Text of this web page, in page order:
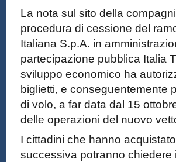
La nota sul sito della
procedura di cessione del
Italiana S.p.A. in
partecipazione pubblica Italia
sviluppo economico ha
biglietti, e conseguentemente
di volo, a far data dal 15
delle operazioni del nuovo
I cittadini che hanno
successiva potranno